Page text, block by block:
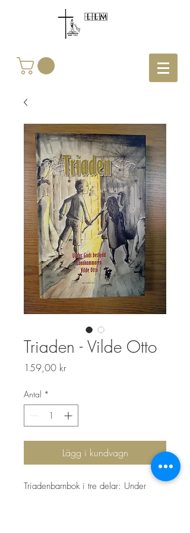
Triaden - Vilde Otto
159,00 krPris
Antal *
Lägg i kundvagn
Triadenbarnbok i tre delar: Under